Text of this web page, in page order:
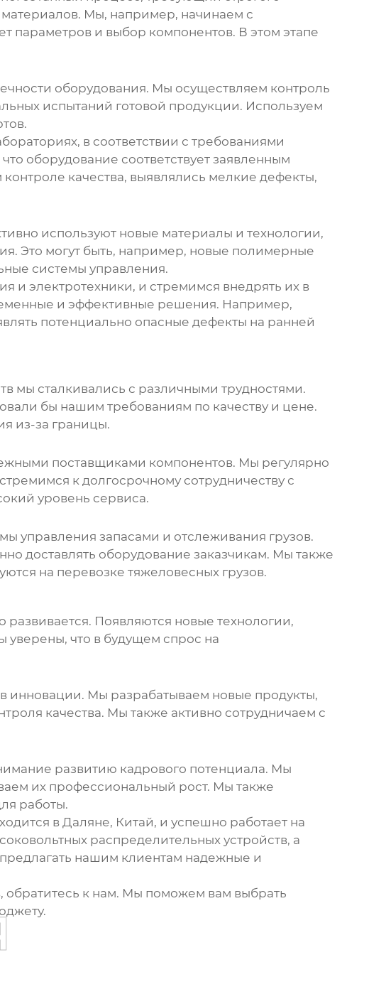
Мы, например, начинаем с
параметров и выбор компонентов. В этом этапе
оборудования. Мы осуществляем контроль
испытаний готовой продукции. Используем
в соответствии с требованиями
оборудование соответствует заявленным
качества, выявлялись мелкие дефекты,
используют новые материалы и технологии,
Это могут быть, например, новые полимерные
системы управления.
и электротехники, и стремимся внедрять их в
и эффективные решения. Например,
потенциально опасные дефекты на ранней
мы сталкивались с различными трудностями.
бы нашим требованиям по качеству и цене.
из-за границы.
поставщиками компонентов. Мы регулярно
к долгосрочному сотрудничеству с
уровень сервиса.
управления запасами и отслеживания грузов.
доставлять оборудование заказчикам. Мы также
на перевозке тяжеловесных грузов.
развивается. Появляются новые технологии,
уверены, что в будущем спрос на
инновации. Мы разрабатываем новые продукты,
качества. Мы также активно сотрудничаем с
развитию кадрового потенциала. Мы
их профессиональный рост. Мы также
работы.
в Даляне, Китай, и успешно работает на
распределительных устройств, а
нашим клиентам надежные и
, обратитесь к нам. Мы поможем вам выбрать